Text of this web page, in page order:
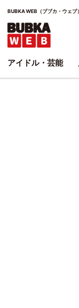
BUBKA WEB（ブブカ・ウェブ
アイドル・芸能